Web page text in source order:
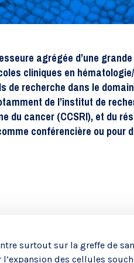
Recherche
agrégée d’une
cliniques en
de recherche dans le
de l’institut de
du cancer (CCSRI), et du
conférencière ou pour
surtout sur la greffe de
des cellules